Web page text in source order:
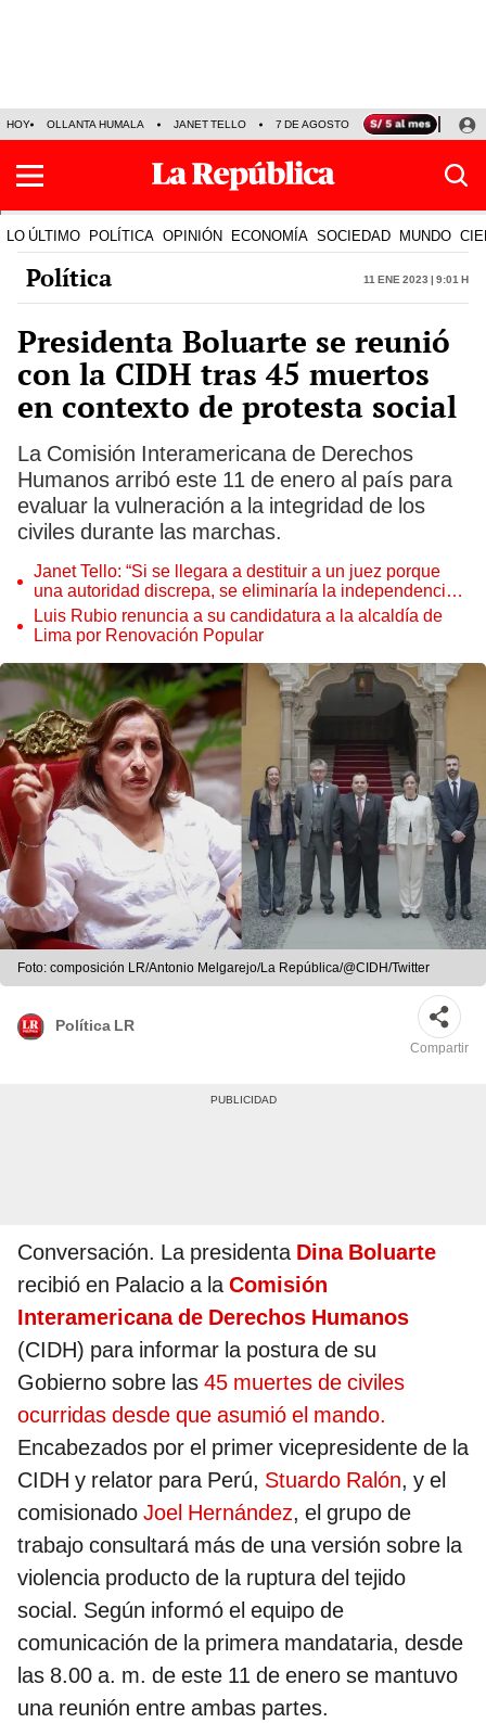
HOY OLLANTA HUMALA JANET TELLO 7 DE AGOSTO TINKA RESULTADOS
LO ÚLTIMO POLÍTICA OPINIÓN ECONOMÍA SOCIEDAD MUNDO
Política 11 Ene 2023 | 9:01 h
Presidenta Boluarte se reunió
con la CIDH tras 45 muertos
en contexto de protesta social
La Comisión Interamericana de Derechos
Humanos arribó este 11 de enero al país para
evaluar la vulneración a la integridad de los
civiles durante las marchas.
Janet Tello: “Si se llegara a destituir a un juez porque
una autoridad discrepa, se eliminaría la independencia
judicial”
Luis Rubio renuncia a su candidatura a la alcaldía de
Lima por Renovación Popular
Foto: composición LR/Antonio Melgarejo/La República/@CIDH/Twitter
Política LR
Compartir
Conversación. La presidenta Dina Boluarte
recibió en Palacio a laComisión
Interamericana de Derechos Humanos
(CIDH) para informar la postura de su
Gobierno sobre las 45 muertes de civiles
ocurridas desde que asumió el mando.
Encabezados por el primer vicepresidente de la
CIDH y relator para Perú, Stuardo Ralón, y el
comisionado Joel Hernández, el grupo de
trabajo consultará más de una versión sobre la
violencia producto de la ruptura del tejido
social. Según informó el equipo de
comunicación de la primera mandataria, desde
las 8.00 a. m. de este 11 de enero se mantuvo
una reunión entre ambas partes.